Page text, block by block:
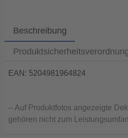
Beschreibung
EAN: 5204981964824
-- Auf Produktfotos angezeigte
gehören nicht zum